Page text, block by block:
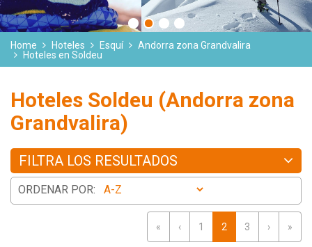
Home Hoteles Esquí
Andorra zona Grandvalira
Hoteles en Soldeu
Hoteles Soldeu (Andorra zona
Grandvalira)
FILTRA LOS RESULTADOS
ORDENAR POR:
« ‹ 1 2 3 › »